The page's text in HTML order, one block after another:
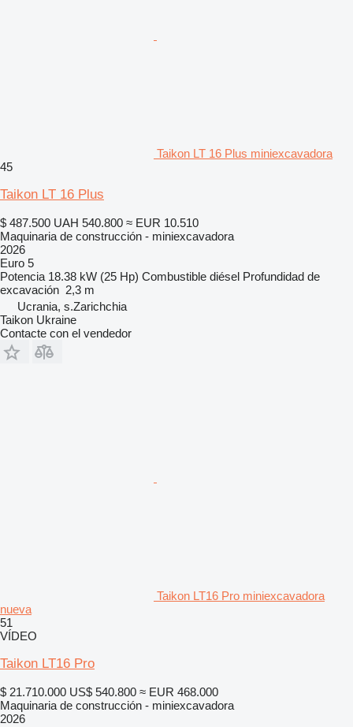
Taikon LT 16 Plus miniexcavadora
45
Taikon LT 16 Plus
$ 487.500 UAH 540.800 ≈ EUR 10.510
Maquinaria de construcción - miniexcavadora
2026
Euro 5
Potencia 18.38 kW (25 Hp) Combustible diésel Profundidad de
excavación 2,3 m
Ucrania, s.Zarichchia
Taikon Ukraine
Contacte con el vendedor
Taikon LT16 Pro miniexcavadora
nueva
51
VÍDEO
Taikon LT16 Pro
$ 21.710.000 US$ 540.800 ≈ EUR 468.000
Maquinaria de construcción - miniexcavadora
2026